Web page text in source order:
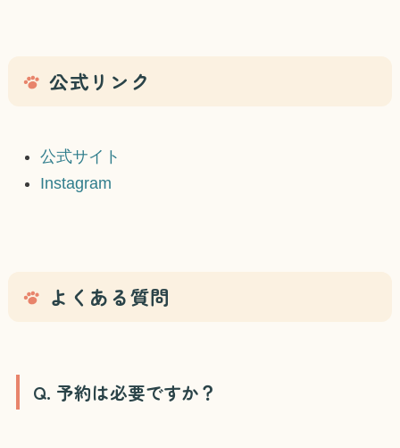
公式リンク
公式サイト
Instagram
よくある質問
Q. 予約は必要ですか？